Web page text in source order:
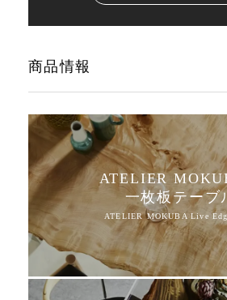
商品情報
ATELIER
一枚板テーブ